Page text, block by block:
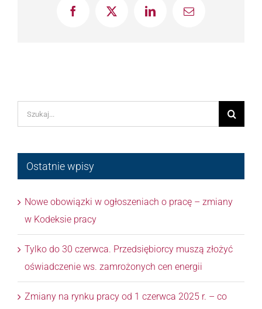
FacebookX LinkedInEmail
Szukaj
Ostatnie wpisy
Nowe obowiązki w ogłoszeniach o pracę – zmiany
w Kodeksie pracy
Tylko do 30 czerwca. Przedsiębiorcy muszą złożyć
oświadczenie ws. zamrożonych cen energii
Zmiany na rynku pracy od 1 czerwca 2025 r. – co